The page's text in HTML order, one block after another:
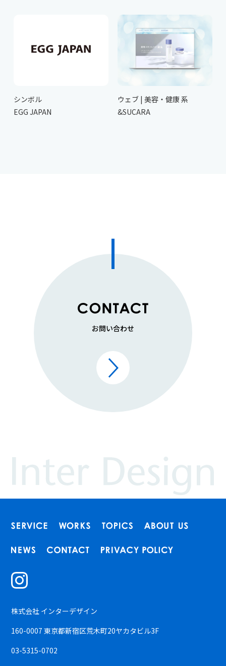
シンボル
EGG JAPAN
ウェブ | 美容・健康 系
&SUCARA
お問い合わせ
株式会社 インターデザイン
160-0007 東京都新宿区荒木町20ヤカタビル3F
03-5315-0702